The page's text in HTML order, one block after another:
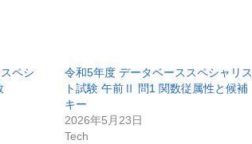
ペシ
令和5年度 データベーススペシャリス
ト試験 午前Ⅱ 問1 関数従属性と候補
キー
2026年5月23日
Tech